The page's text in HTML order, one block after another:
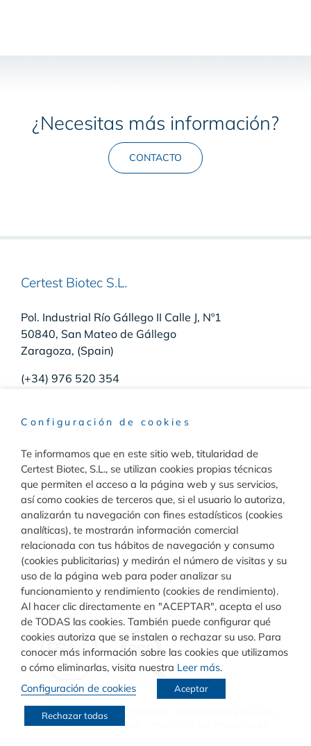
¿Necesitas más información?
CONTACTO
Certest Biotec S.L.
Pol. Industrial Río Gállego II Calle J, Nº1
50840, San Mateo de Gállego
Zaragoza, (Spain)
(+34) 976 520 354
Raw Materials
Toggle
Navigation
Materiales para inmunodiagnóstico
Materiales para diagnóstico molecular
Diagnóstico
Toggle
Navigation
Rapid Test
Turbilatex
Calidad
© COPYRIGHT CERTEST BIOTEC.
POLÍTICA DE COOKIES
Configuración de cookies
Te informamos que en este sitio web, titularidad de
Certest Biotec, S.L., se utilizan cookies propias técnicas
que permiten el acceso a la página web y sus servicios,
así como cookies de terceros que, si el usuario lo autoriza,
analizarán tu navegación con fines estadísticos (cookies
analíticas), te mostrarán información comercial
relacionada con tus hábitos de navegación y consumo
(cookies publicitarias) y medirán el número de visitas y su
uso de la página web para poder analizar su
funcionamiento y rendimiento (cookies de rendimiento).
Al hacer clic directamente en "ACEPTAR", acepta el uso
de TODAS las cookies. También puede configurar qué
cookies autoriza que se instalen o rechazar su uso. Para
conocer más información sobre las cookies que utilizamos
o cómo eliminarlas, visita nuestra Leer más.
Configuración de cookies
Aceptar
Rechazar todas